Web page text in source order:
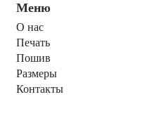
Меню
О нас
Печать
Пошив
Размеры
Контакты